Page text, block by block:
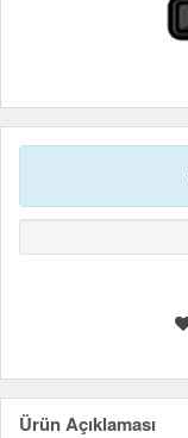
Ürün Açıklaması